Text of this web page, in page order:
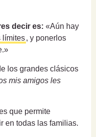
decir es: «Aún hay
límites, y ponerlos
los grandes clásicos
mis amigos les
que permite
en todas las familias.